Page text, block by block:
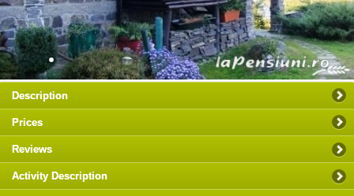
Description
Prices
Reviews
Activity Description